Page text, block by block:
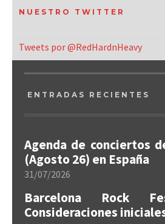
NUESTRO TWITTER
Tweets por @RedHardnHeavy
ENTRADAS RECIENTES
Agenda de conciertos
(Agosto 26) en España
31/07/2026
Barcelona Rock
Consideraciones